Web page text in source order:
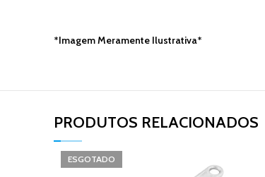
*Imagem Meramente Ilustrativa*
PRODUTOS RELACIONADOS​
ESGOTADO